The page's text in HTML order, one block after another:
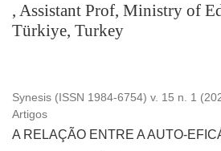
, Assistant Prof, Ministry of
Türkiye, Turkey
Synesis (ISSN 1984-6754) v. 15 n. 1
Artigos
A RELAÇÃO ENTRE A AUTO-